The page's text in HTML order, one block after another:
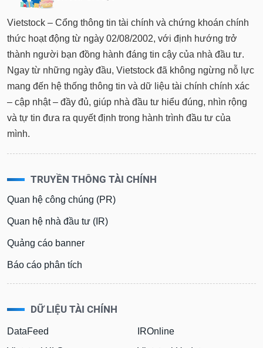
Vietstock – Cổng thông tin tài chính và chứng khoán chính
thức hoạt động từ ngày 02/08/2002, với định hướng trở
thành người bạn đồng hành đáng tin cậy của nhà đầu tư.
Ngay từ những ngày đầu, Vietstock đã không ngừng nỗ lực
mang đến hệ thống thông tin và dữ liệu tài chính chính xác
– cập nhật – đầy đủ, giúp nhà đầu tư hiểu đúng, nhìn rộng
và tự tin đưa ra quyết định trong hành trình đầu tư của
mình.
TRUYỀN THÔNG TÀI CHÍNH
Quan hệ công chúng (PR)
Quan hệ nhà đầu tư (IR)
Quảng cáo banner
Báo cáo phân tích
DỮ LIỆU TÀI CHÍNH
DataFeed
IROnline